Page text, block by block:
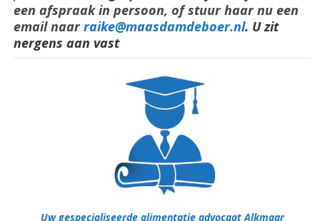
een afspraak in persoon, of stuur haar nu een
email naar raike@maasdamdeboer.nl. U zit
nergens aan vast
Uw gespecialiseerde alimentatie advocaat Alkmaar